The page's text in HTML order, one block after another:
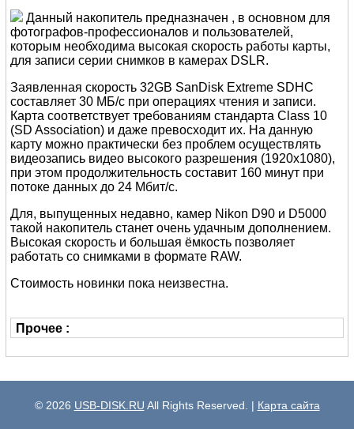
Данный накопитель предназначен , в основном для
фотографов-профессионалов и пользователей,
которым необходима высокая скорость работы карты,
для записи серии снимков в камерах DSLR.
Заявленная скорость 32GB SanDisk Extreme SDHC
составляет 30 МБ/с при операциях чтения и записи.
Карта соответствует требованиям стандарта Class 10
(SD Association) и даже превосходит их. На данную
карту можно практически без проблем осуществлять
видеозапись видео высокого разрешения (1920x1080),
при этом продолжительность составит 160 минут при
потоке данных до 24 Мбит/с.
Для, выпущенных недавно, камер Nikon D90 и D5000
такой накопитель станет очень удачным дополнением.
Высокая скорость и большая ёмкость позволяет
работать со снимками в формате RAW.
Стоимость новинки пока неизвестна.
Прочее :
© 2026 USB-DISK.RU All Rights Reserved. | Карта сайта